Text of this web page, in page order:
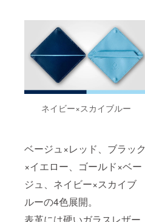
ネイビー×スカイブルー
ベージュ×レッド、ブラック
×イエロー、ゴールド×ベー
ジュ、ネイビー×スカイブ
ルーの4色展開。